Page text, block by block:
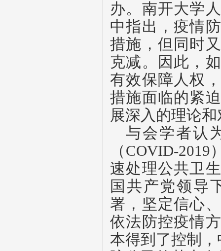
办。南开大学
中指出，疫情
措施，但同时
克减。因此，
有效保障人权
措施面临的紧
展深入的理论
与会学者认
（COVID-
速处理公共卫
国共产党领导
署，坚定信心
依法防控疫情
本得到了控制